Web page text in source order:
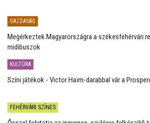
GAZDASÁG
Megérkeztek Magyarországra a székesfehérvári
midibuszok
KULTÚRA
Színi játékok - Victor Haïm-darabbal vár a
FEHÉRVÁRI SZÍNES